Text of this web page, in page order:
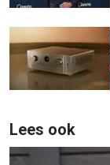
Lees ook